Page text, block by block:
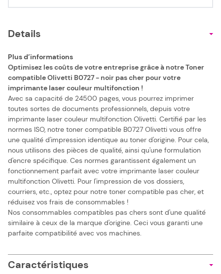
Details
Plus d’informations
Optimisez les coûts de votre entreprise grâce à notre Toner
compatible Olivetti B0727 - noir pas cher pour votre
imprimante laser couleur multifonction !
Avec sa capacité de 24500 pages, vous pourrez imprimer
toutes sortes de documents professionnels, depuis votre
imprimante laser couleur multifonction Olivetti. Certifié par les
normes ISO, notre toner compatible B0727 Olivetti vous offre
une qualité d'impression identique au toner d'origine. Pour cela,
nous utilisons des pièces de qualité, ainsi qu'une formulation
d'encre spécifique. Ces normes garantissent également un
fonctionnement parfait avec votre imprimante laser couleur
multifonction Olivetti. Pour l'impression de vos dossiers,
courriers, etc., optez pour notre toner compatible pas cher, et
réduisez vos frais de consommables !
Nos consommables compatibles pas chers sont d'une qualité
similaire à ceux de la marque d'origine. Ceci vous garanti une
parfaite compatibilité avec vos machines.
Caractéristiques